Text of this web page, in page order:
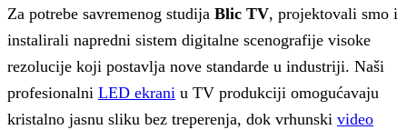
Za potrebe savremenog studija Blic TV, projektovali smo i
instalirali napredni sistem digitalne scenografije visoke
rezolucije koji postavlja nove standarde u industriji. Naši
profesionalni LED ekrani u TV produkciji omogućavaju
kristalno jasnu sliku bez treperenja, dok vrhunski video